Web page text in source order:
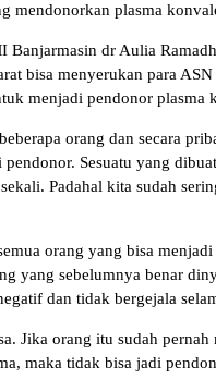
mendonorkan plasma
Banjarmasin dr Aulia
bisa menyerukan para
menjadi pendonor plasma
orang dan secara
pendonor. Sesuatu yang
Padahal kita sudah
orang yang bisa menjadi
yang sebelumnya benar
dan tidak bergejala
Jika orang itu sudah pernah
maka tidak bisa jadi